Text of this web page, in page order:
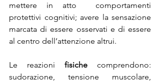
mettere in atto  comportamenti
protettivi cognitivi; avere la sensazione
marcata di essere osservati e di essere
al centro dell’attenzione altrui.
Le reazioni fisiche comprendono:
sudorazione, tensione muscolare,